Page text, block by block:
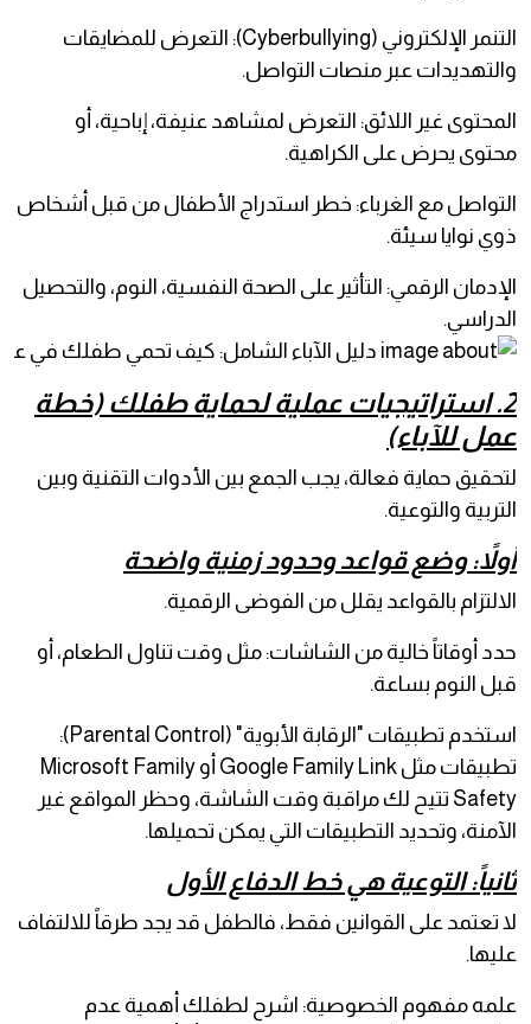
التنمر الإلكتروني (Cyberbullying): التعرض للمضايقات
والتهديدات عبر منصات التواصل.
المحتوى غير اللائق: التعرض لمشاهد عنيفة، إباحية، أو
محتوى يحرض على الكراهية.
التواصل مع الغرباء: خطر استدراج الأطفال من قبل أشخاص
ذوي نوايا سيئة.
الإدمان الرقمي: التأثير على الصحة النفسية، النوم، والتحصيل
الدراسي.
2. استراتيجيات عملية لحماية طفلك (خطة
عمل للآباء)
لتحقيق حماية فعالة، يجب الجمع بين الأدوات التقنية وبين
التربية والتوعية.
أولاً: وضع قواعد وحدود زمنية واضحة
الالتزام بالقواعد يقلل من الفوضى الرقمية.
حدد أوقاتاً خالية من الشاشات: مثل وقت تناول الطعام، أو
قبل النوم بساعة.
استخدم تطبيقات "الرقابة الأبوية" (Parental Control):
تطبيقات مثل Google Family Link أو Microsoft Family
Safety تتيح لك مراقبة وقت الشاشة، وحظر المواقع غير
الآمنة، وتحديد التطبيقات التي يمكن تحميلها.
ثانياً: التوعية هي خط الدفاع الأول
لا تعتمد على القوانين فقط، فالطفل قد يجد طرقاً للالتفاف
عليها.
علمه مفهوم الخصوصية: اشرح لطفلك أهمية عدم